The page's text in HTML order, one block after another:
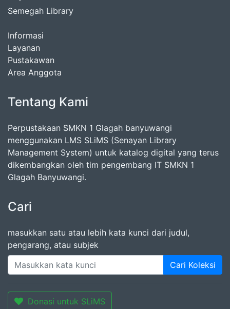
Semegah Library
Informasi
Layanan
Pustakawan
Area Anggota
Tentang Kami
Perpustakaan SMKN 1 Glagah banyuwangi
menggunakan LMS SLiMS (Senayan Library
Management System) untuk katalog digital yang terus
dikembangkan oleh tim pengembang IT SMKN 1
Glagah Banyuwangi.
Cari
masukkan satu atau lebih kata kunci dari judul,
pengarang, atau subjek
Cari Koleksi
Donasi untuk SLiMS